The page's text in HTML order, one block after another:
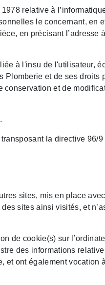
relative à
le concernant, en
en précisant l’adresse
à l'insu de l'utilisateur,
et de ses droits
et de
la directive 96/
sites, mis en place
sites ainsi visités, et
de cookie(s) sur
des informations
ont également vocation